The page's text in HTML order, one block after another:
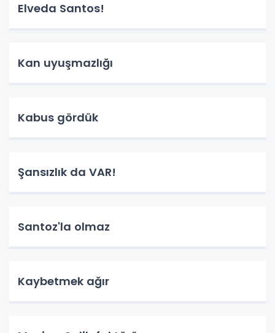
Elveda Santos!
Kan uyuşmazlığı
Kabus gördük
Şansızlık da VAR!
Santoz'la olmaz
Kaybetmek ağır